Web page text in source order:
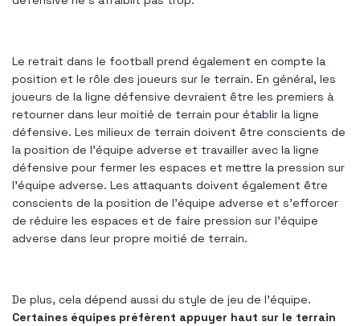
Le retrait dans le football prend également en compte la
position et le rôle des joueurs sur le terrain. En général, les
joueurs de la ligne défensive devraient être les premiers à
retourner dans leur moitié de terrain pour établir la ligne
défensive. Les milieux de terrain doivent être conscients de
la position de l'équipe adverse et travailler avec la ligne
défensive pour fermer les espaces et mettre la pression sur
l'équipe adverse. Les attaquants doivent également être
conscients de la position de l'équipe adverse et s'efforcer
de réduire les espaces et de faire pression sur l'équipe
adverse dans leur propre moitié de terrain.
De plus, cela dépend aussi du style de jeu de l’équipe.
Certaines équipes préfèrent appuyer haut sur le terrain